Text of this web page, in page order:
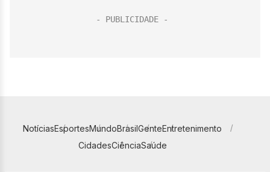
NotíciasEsportesMundoBrasilGenteEntretenimento
CidadesCiênciaSaúde